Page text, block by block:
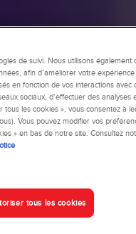
de suivi. Nous utilisons également
afin d’améliorer votre
en fonction de vos interactions avec
sociaux, d’effectuer des analyses
les cookies », vous consentez à
Vous pouvez modifier vos
» en bas de notre site. Consultez
tous les cookies